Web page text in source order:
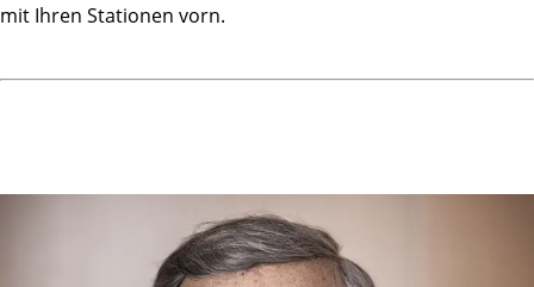
mit Ihren Stationen vorn.